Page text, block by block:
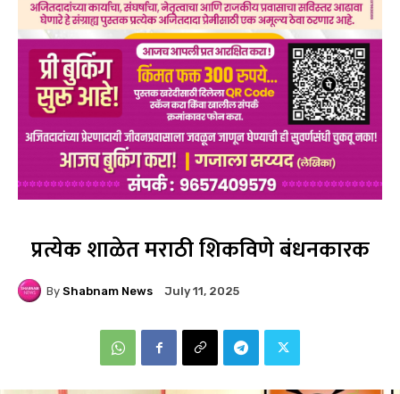
प्रत्येक शाळेत मराठी शिकविणे बंधनकारक
By Shabnam News July 11, 2025